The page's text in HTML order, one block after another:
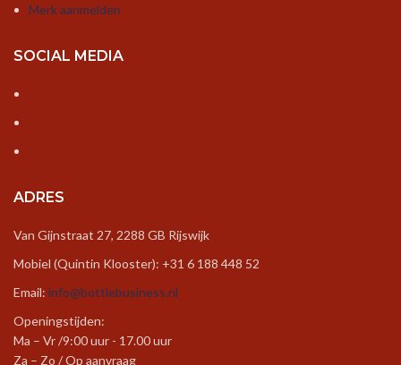
Merk aanmelden
SOCIAL MEDIA
ADRES
Van Gijnstraat 27, 2288 GB Rijswijk
Mobiel (Quintin Klooster): +31 6 188 448 52
Email: info@bottlebusiness.nl
Openingstijden:
Ma – Vr /9:00 uur - 17.00 uur
Za – Zo / Op aanvraag